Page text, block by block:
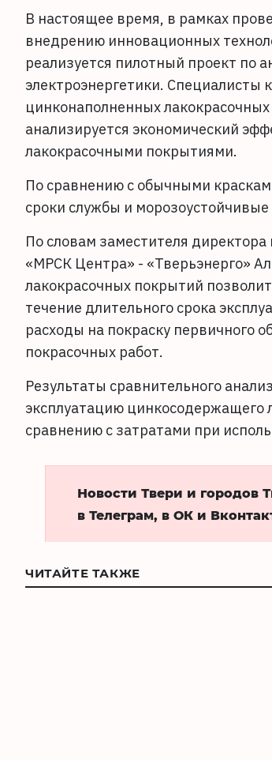
В настоящее время, в рамках
внедрению инновационных
реализуется пилотный проект по
электроэнергетики.
цинконаполненных
анализируется экономический
лакокрасочными покрытиями.
По сравнению с обычными
сроки службы и морозоустойчивые
По словам заместителя
«МРСК Центра» - «Тверьэнерго»
лакокрасочных покрытий
течение длительного срока
расходы на покраску первичного
покрасочных работ.
Результаты сравнительного
эксплуатацию цинкосодержащего
сравнению с затратами при
Новости Твери и городов
в Телеграм, в ОК и
ЧИТАЙТЕ ТАКЖЕ